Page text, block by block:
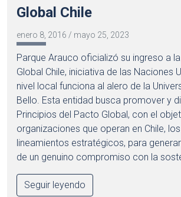
Global Chile
enero 8, 2016 / mayo 25, 2023
Parque Arauco oficializó su ingreso a
Global Chile, iniciativa de las Naciones
nivel local funciona al alero de la
Bello. Esta entidad busca promover y
Principios del Pacto Global, con el
organizaciones que operan en Chile,
lineamientos estratégicos, para
de un genuino compromiso con la
Seguir leyendo